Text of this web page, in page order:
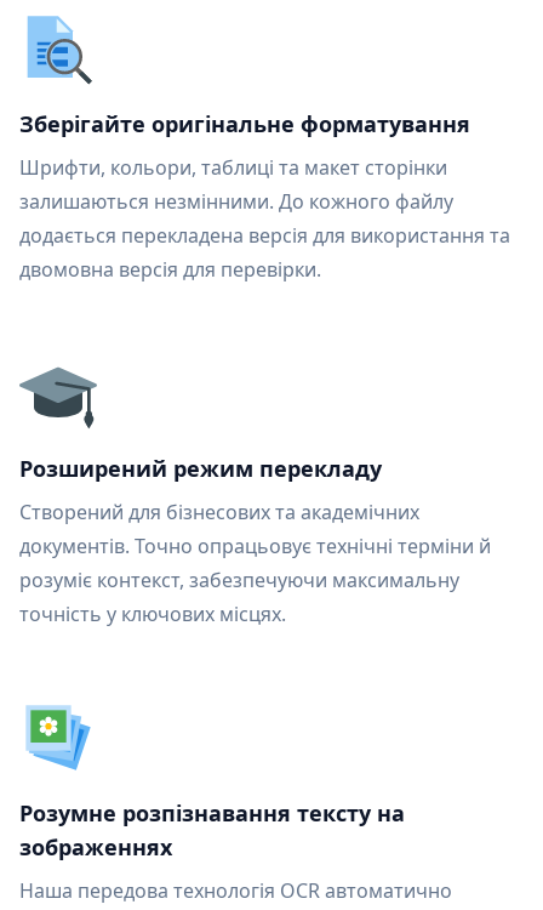
Зберігайте оригінальне форматування
Шрифти, кольори, таблиці та макет сторінки
залишаються незмінними. До кожного файлу
додається перекладена версія для використання та
двомовна версія для перевірки.
Розширений режим перекладу
Створений для бізнесових та академічних
документів. Точно опрацьовує технічні терміни й
розуміє контекст, забезпечуючи максимальну
точність у ключових місцях.
Розумне розпізнавання тексту на
зображеннях
Наша передова технологія OCR автоматично